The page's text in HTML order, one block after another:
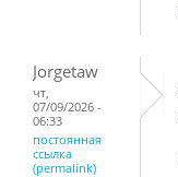
Jorgetaw
чт,
07/09/2026 -
06:33
постоянная
ссылка
(permalink)